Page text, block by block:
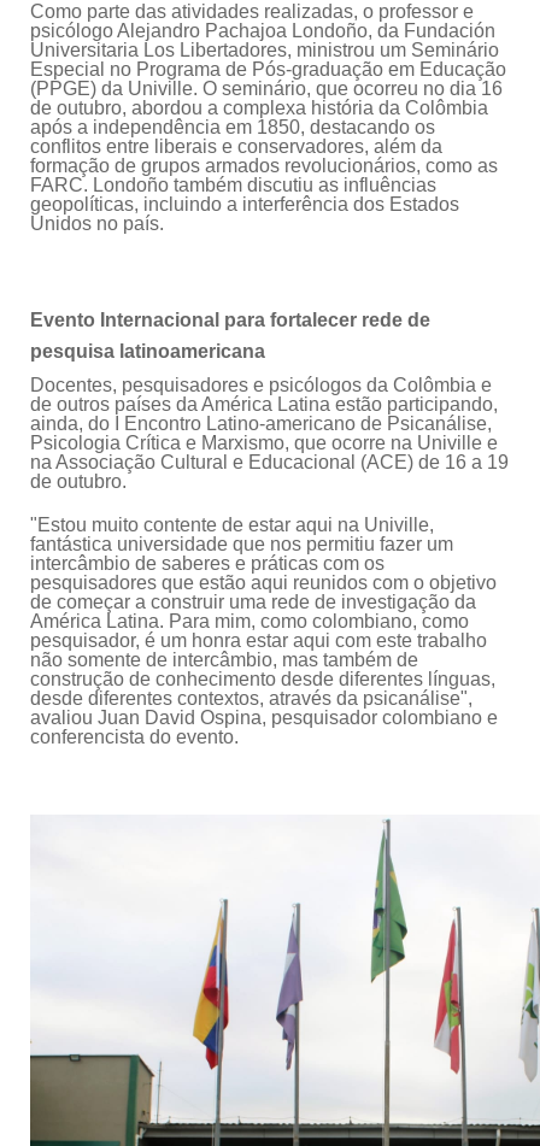
Como parte das atividades realizadas, o professor e
psicólogo Alejandro Pachajoa Londoño, da Fundación
Universitaria Los Libertadores, ministrou um Seminário
Especial no Programa de Pós-graduação em Educação
(PPGE) da Univille. O seminário, que ocorreu no dia 16
de outubro, abordou a complexa história da Colômbia
após a independência em 1850, destacando os
conflitos entre liberais e conservadores, além da
formação de grupos armados revolucionários, como as
FARC. Londoño também discutiu as influências
geopolíticas, incluindo a interferência dos Estados
Unidos no país.
Evento Internacional para fortalecer rede de
pesquisa latinoamericana
Docentes, pesquisadores e psicólogos da Colômbia e
de outros países da América Latina estão participando,
ainda, do I Encontro Latino-americano de Psicanálise,
Psicologia Crítica e Marxismo, que ocorre na Univille e
na Associação Cultural e Educacional (ACE) de 16 a 19
de outubro.
"Estou muito contente de estar aqui na Univille,
fantástica universidade que nos permitiu fazer um
intercâmbio de saberes e práticas com os
pesquisadores que estão aqui reunidos com o objetivo
de começar a construir uma rede de investigação da
América Latina. Para mim, como colombiano, como
pesquisador, é um honra estar aqui com este trabalho
não somente de intercâmbio, mas também de
construção de conhecimento desde diferentes línguas,
desde diferentes contextos, através da psicanálise",
avaliou Juan David Ospina, pesquisador colombiano e
conferencista do evento.